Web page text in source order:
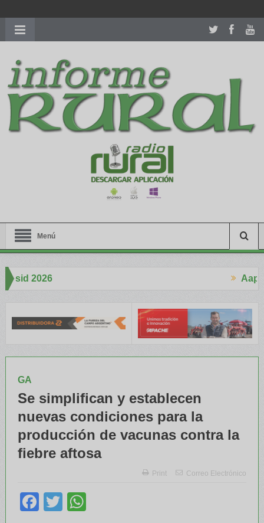
richardmillereplica
women.patekphilippe.tofor sale in usa recognized command with
dining room table ceremony. welcome to our
perfectwatches.is
shop. best youngsexdoll.comwith professional customer
services. 1: 1 design high
https://reallydiamond.com/
Menú
GA
Se simplifican y establecen
nuevas condiciones para la
producción de vacunas contra la
fiebre aftosa
Print Correo Electrónico
Facebook
Twitter